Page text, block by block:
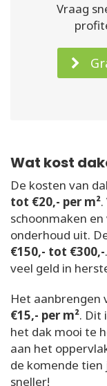
Vraag
Wat kost
De kosten van
tot €20,- per m²
schoonmaken
onderhoud uit.
€150,- tot €300,-
veel geld in
Het aanbrengen
€15,- per m². Dit
het dak mooi te
aan het
de komende
sneller!